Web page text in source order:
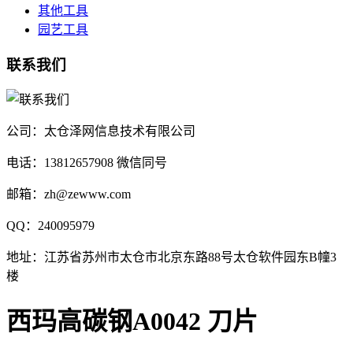
其他工具
园艺工具
联系我们
公司：太仓泽网信息技术有限公司
电话：13812657908 微信同号
邮箱：zh@zewww.com
QQ：240095979
地址：江苏省苏州市太仓市北京东路88号太仓软件园东B幢3
楼
西玛高碳钢A0042 刀片